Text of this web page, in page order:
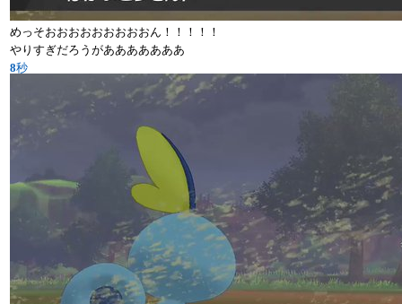
めっそおおおおおおおおおん！！！！！
やりすぎだろうがあああああああ
8秒